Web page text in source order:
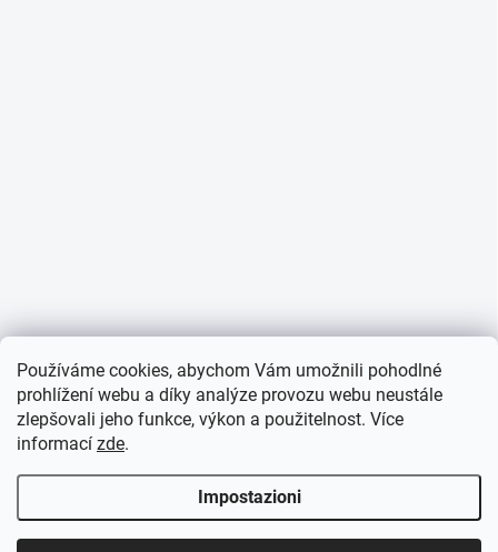
Používáme cookies, abychom Vám umožnili pohodlné
prohlížení webu a díky analýze provozu webu neustále
zlepšovali jeho funkce, výkon a použitelnost. Více
informací zde.
Impostazioni